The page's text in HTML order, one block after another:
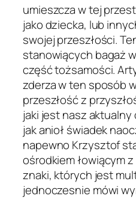
umieszcza w tej
jako dziecka, lub
swojej przeszłości.
stanowiących bagaż
część tożsamości.
zderza w ten sposób
przeszłość z
jaki jest nasz
jak anioł świadek
napewno Krzysztof
ośrodkiem łowiącym
znaki, których jest
jednoczesnie mówi